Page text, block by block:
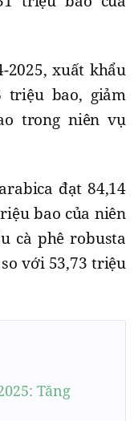
2025, xuất khẩu
triệu bao, giảm
trong niên vụ
đạt 84,14
bao của niên
cà phê robusta
với 53,73 triệu
Tăng